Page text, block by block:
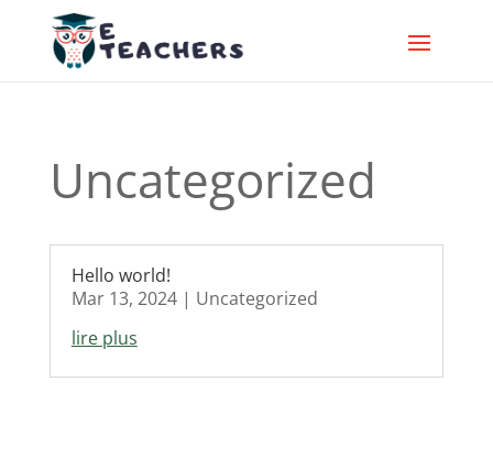
Uncategorized
Hello world!
Mar 13, 2024| Uncategorized
lire plus